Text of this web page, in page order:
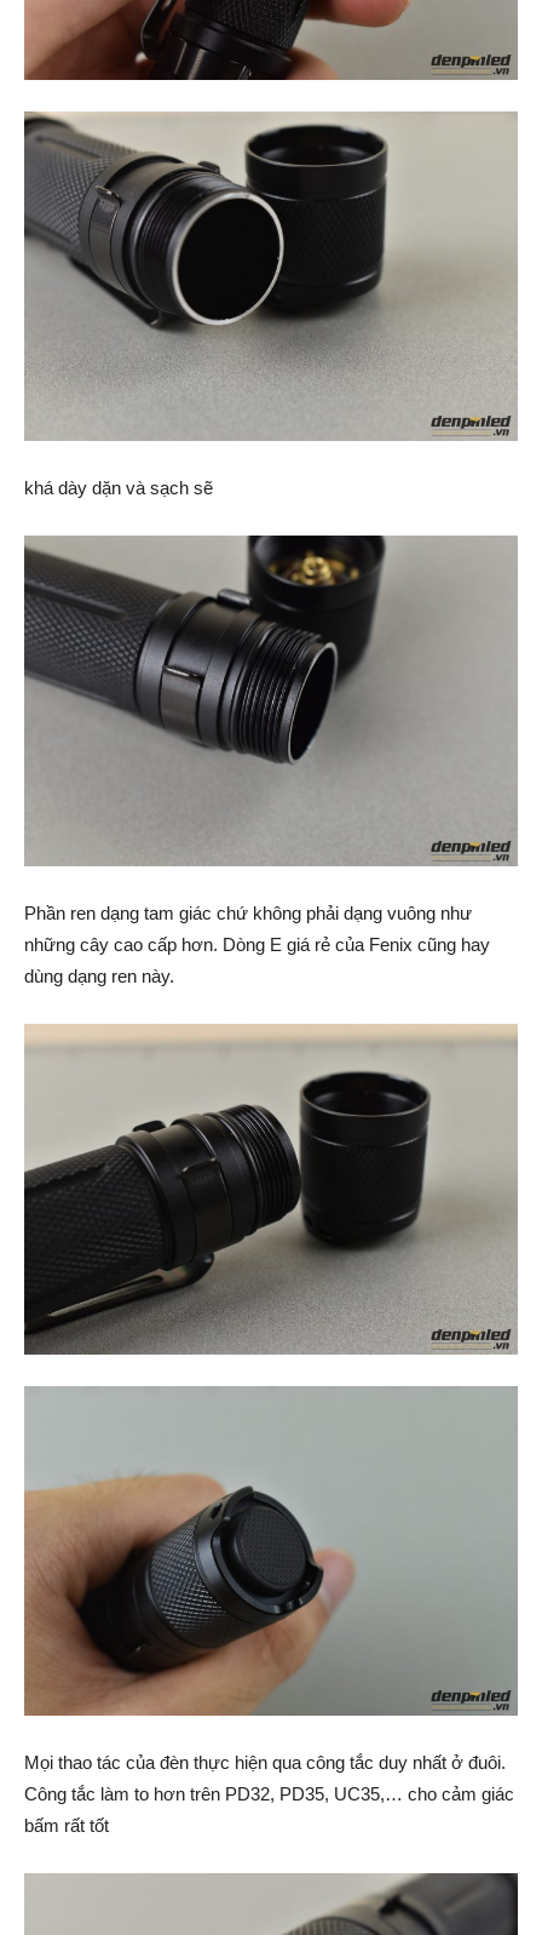
khá dày dặn và sạch sẽ
Phần ren dạng tam giác chứ không phải dạng vuông như
những cây cao cấp hơn. Dòng E giá rẻ của Fenix cũng hay
dùng dạng ren này.
Mọi thao tác của đèn thực hiện qua công tắc duy nhất ở đuôi.
Công tắc làm to hơn trên PD32, PD35, UC35,… cho cảm giác
bấm rất tốt